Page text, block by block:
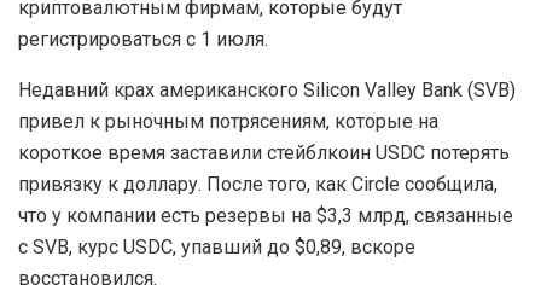
криптовалютным фирмам, которые будут
регистрироваться с 1 июля.
Недавний крах американского Silicon Valley Bank (SVB)
привел к рыночным потрясениям, которые на
короткое время заставили стейблкоин USDC потерять
привязку к доллару. После того, как Circle сообщила,
что у компании есть резервы на $3,3 млрд, связанные
с SVB, курс USDC, упавший до $0,89, вскоре
восстановился.